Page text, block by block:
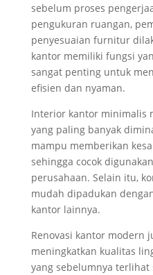
sebelum proses
pengukuran ruangan,
penyesuaian furnitur
kantor memiliki fungsi
sangat penting untuk
efisien dan nyaman.
Interior kantor minimalis
yang paling banyak
mampu memberikan
sehingga cocok
perusahaan. Selain itu,
mudah dipadukan
kantor lainnya.
Renovasi kantor modern
meningkatkan kualitas
yang sebelumnya